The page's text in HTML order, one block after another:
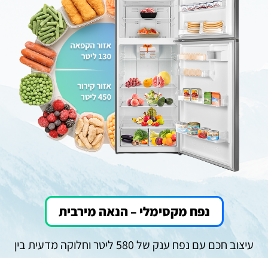
נפח מקסימלי – הנאה מירבית
עיצוב חכם עם נפח ענק של 580 ליטר וחלוקה מדעית בין